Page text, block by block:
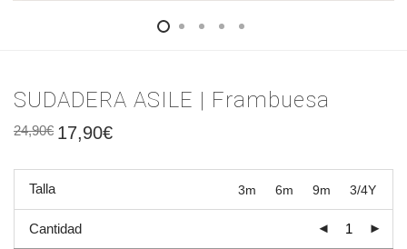
SUDADERA ASILE | Frambuesa
24,90€ 17,90€
Talla 3m 6m 9m 3/4Y
Cantidad